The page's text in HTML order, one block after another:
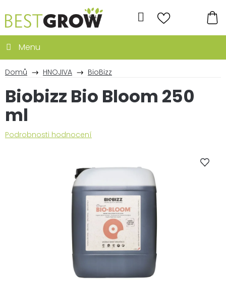
na
obsah
Hledat
Domů HNOJIVA BioBizz
Biobizz Bio Bloom 250
ml
Průměrné
Podrobnosti hodnocení